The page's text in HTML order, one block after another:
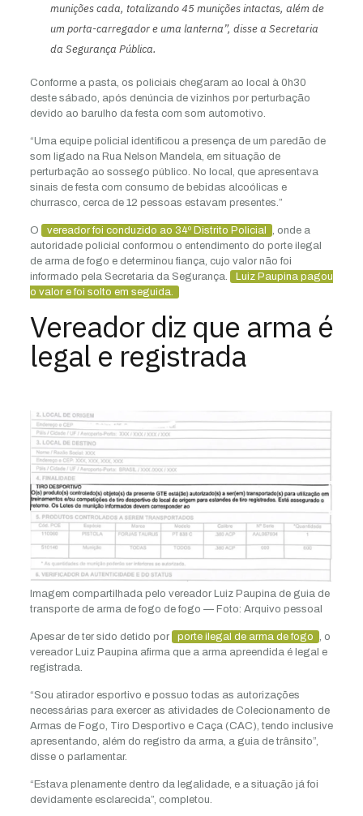
munições cada, totalizando 45 munições intactas, além de
um porta-carregador e uma lanterna”, disse a Secretaria
da Segurança Pública.
Conforme a pasta, os policiais chegaram ao local à 0h30
deste sábado, após denúncia de vizinhos por perturbação
devido ao barulho da festa com som automotivo.
“Uma equipe policial identificou a presença de um paredão de
som ligado na Rua Nelson Mandela, em situação de
perturbação ao sossego público. No local, que apresentava
sinais de festa com consumo de bebidas alcoólicas e
churrasco, cerca de 12 pessoas estavam presentes.”
O vereador foi conduzido ao 34º Distrito Policial
, onde a
autoridade policial conformou o entendimento do porte ilegal
de arma de fogo e determinou fiança, cujo valor não foi
informado pela Secretaria da Segurança.
Luiz Paupina pagou
o valor e foi solto em seguida.
Vereador diz que arma é
legal e registrada
Imagem compartilhada pelo vereador Luiz Paupina de guia de
transporte de arma de fogo de fogo — Foto: Arquivo pessoal
Apesar de ter sido detido por porte ilegal de arma de fogo
, o
vereador Luiz Paupina afirma que a arma apreendida é legal e
registrada.
“Sou atirador esportivo e possuo todas as autorizações
necessárias para exercer as atividades de Colecionamento de
Armas de Fogo, Tiro Desportivo e Caça (CAC), tendo inclusive
apresentando, além do registro da arma, a guia de trânsito”,
disse o parlamentar.
“Estava plenamente dentro da legalidade, e a situação já foi
devidamente esclarecida”, completou.